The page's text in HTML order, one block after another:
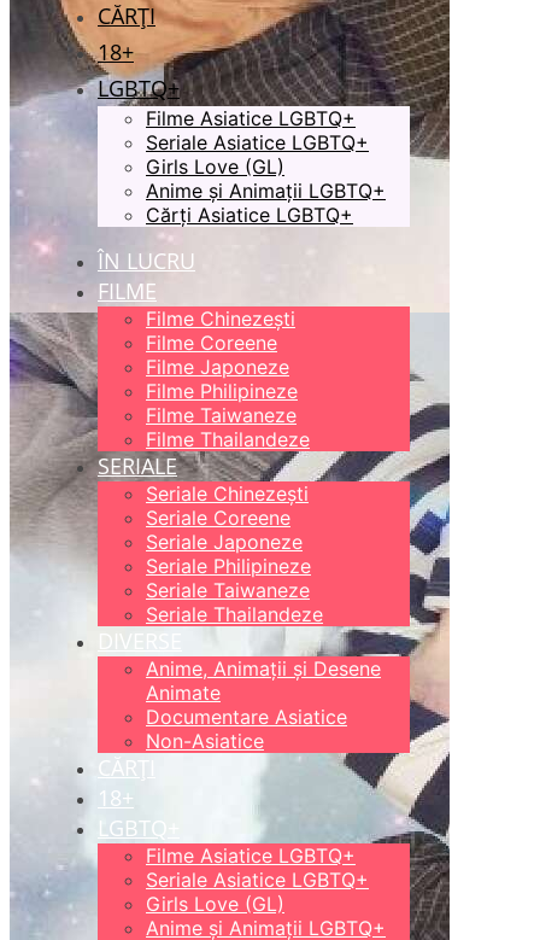
CĂRȚI
18+
LGBTQ+
Filme Asiatice LGBTQ+
Seriale Asiatice LGBTQ+
Girls Love (GL)
Anime și Animații LGBTQ+
Cărți Asiatice LGBTQ+
ÎN LUCRU
FILME
Filme Chinezești
Filme Coreene
Filme Japoneze
Filme Philipineze
Filme Taiwaneze
Filme Thailandeze
SERIALE
Seriale Chinezești
Seriale Coreene
Seriale Japoneze
Seriale Philipineze
Seriale Taiwaneze
Seriale Thailandeze
DIVERSE
Anime, Animații și Desene
Animate
Documentare Asiatice
Non-Asiatice
CĂRȚI
18+
LGBTQ+
Filme Asiatice LGBTQ+
Seriale Asiatice LGBTQ+
Girls Love (GL)
Anime și Animații LGBTQ+